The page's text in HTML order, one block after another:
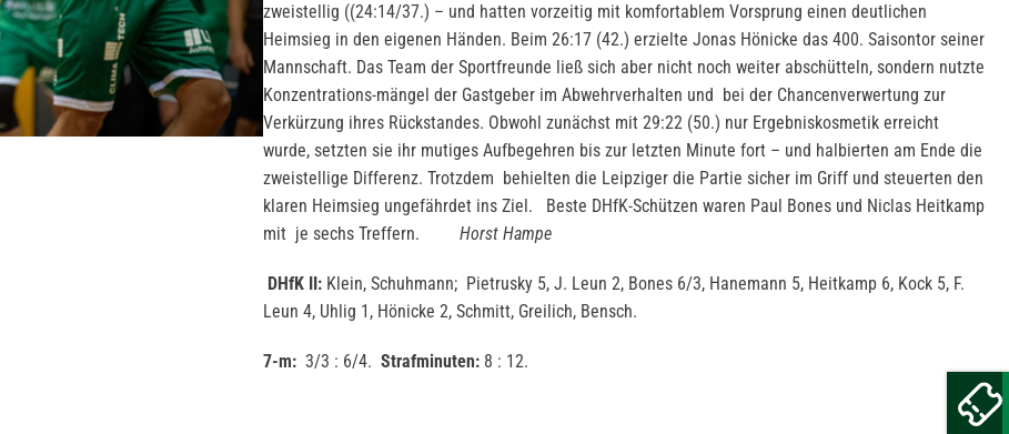
zweistellig ((24:14/37.) – und hatten vorzeitig mit komfortablem Vorsprung einen deutlichen
Heimsieg in den eigenen Händen. Beim 26:17 (42.) erzielte Jonas Hönicke das 400. Saisontor seiner
Mannschaft. Das Team der Sportfreunde ließ sich aber nicht noch weiter abschütteln, sondern nutzte
Konzentrations-mängel der Gastgeber im Abwehrverhalten und bei der Chancenverwertung zur
Verkürzung ihres Rückstandes. Obwohl zunächst mit 29:22 (50.) nur Ergebniskosmetik erreicht
wurde, setzten sie ihr mutiges Aufbegehren bis zur letzten Minute fort – und halbierten am Ende die
zweistellige Differenz. Trotzdem behielten die Leipziger die Partie sicher im Griff und steuerten den
klaren Heimsieg ungefährdet ins Ziel. Beste DHfK-Schützen waren Paul Bones und Niclas Heitkamp
mit je sechs Treffern. Horst Hampe
DHfK II: Klein, Schuhmann; Pietrusky 5, J. Leun 2, Bones 6/3, Hanemann 5, Heitkamp 6, Kock 5, F.
Leun 4, Uhlig 1, Hönicke 2, Schmitt, Greilich, Bensch.
7-m: 3/3 : 6/4. Strafminuten: 8 : 12.